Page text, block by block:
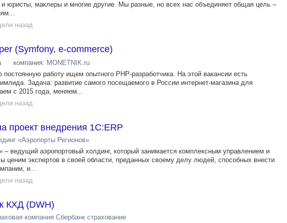
юристы, маклеры и многие другие. Мы разные, но всех нас объединяет общая цель –
назад
(Symfony, e-commerce)
компания: MONETNIK.ru
работу ищем опытного PHP-разработчика. На этой вакансии есть
Задача: развитие самого посещаемого в России интернет-магазина для
с 2015 года, меняем...
назад
проект внедрения 1С:ERP
«Аэропорты Регионов»
– ведущий аэропортовый холдинг, который занимается комплексным управлением и
ценим экспертов в своей области, преданных своему делу людей, способных внести
и...
назад
КХД (DWH)
компания Сбербанк страхование